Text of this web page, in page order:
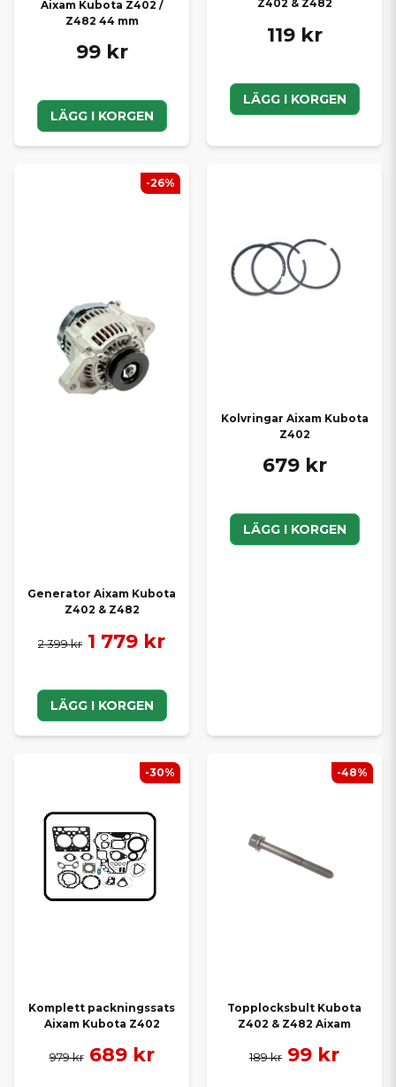
Aixam Kubota Z402 /
Z482 44 mm
99 kr
LÄGG I KORGEN
Z402 & Z482
119 kr
LÄGG I KORGEN
Generator Aixam Kubota
Z402 & Z482
2 399 kr 1 779 kr
LÄGG I KORGEN
-26%
Kolvringar Aixam Kubota
Z402
679 kr
LÄGG I KORGEN
Komplett packningssats
Aixam Kubota Z402
979 kr 689 kr
-30%
Topplocksbult Kubota
Z402 & Z482 Aixam
189 kr 99 kr
-48%